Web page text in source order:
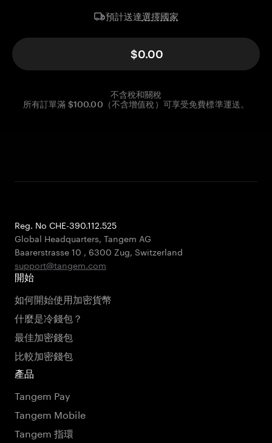
預計送達選擇國家
$0.00
不含稅和關稅
所有訂單滿 $100.00（不含增值稅）可享受免費標準運送。
Reg. No CHE-390.112.525
Global Headquarters, Tangem AG
Baarerstrasse 10 , 6300 Zug, Switzerland
support@tangem.com
開始
如何開始使用加密貨幣
什麼是冷錢包？
最佳加密錢包
比較加密錢包
產品
Tangem Pay
Tangem Mobile
Tangem 指環